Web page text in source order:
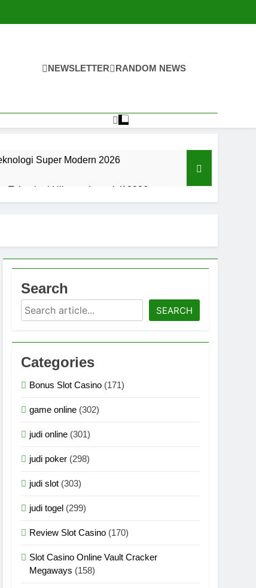
NEWSLETTER RANDOM NEWS
Super Modern 2026
Teknologi Hiburan Interaktif 2026
Super Modern Di 2026
Grafis Generasi Terbaru 2026
Generasi Super Terbaru 2026
Grafis Generasi Super Terbaru 2026
Grafis Generasi Terbaru 2026
Search
Search SEARCH
Categories
Bonus Slot Casino (171)
game online (302)
judi online (301)
judi poker (298)
judi slot (303)
judi togel (299)
Review Slot Casino (170)
Slot Casino Online Vault Cracker
Megaways (158)